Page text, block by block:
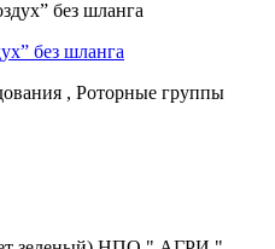
без шланга
, Роторные группы